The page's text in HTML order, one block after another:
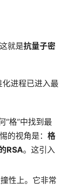
就是抗量子密
进程已进入最
“格”中找到最
的视角是： 格
RSA。这引入
性上。它非常